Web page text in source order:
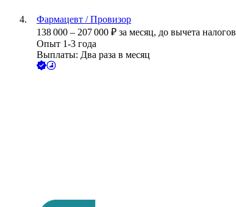
Фармацевт / Провизор
138 000 – 207 000 ₽ за месяц, до вычета налогов
Опыт 1-3 года
Выплаты: Два раза в месяц